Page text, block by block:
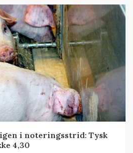
i noteringsstrid: Tysk
4,30